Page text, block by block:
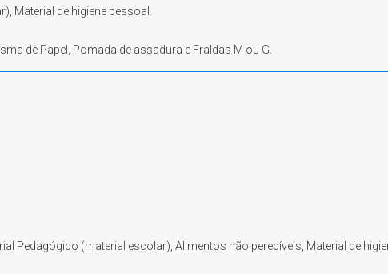
Material de higiene pessoal.
de Papel, Pomada de assadura e Fraldas M ou G.
Pedagógico (material escolar), Alimentos não perecíveis, Material de